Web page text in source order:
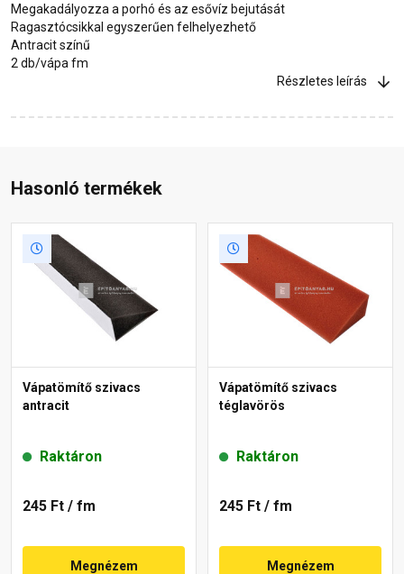
Megakadályozza a porhó és az esővíz bejutását
Ragasztócsikkal egyszerűen felhelyezhető
Antracit színű
2 db/vápa fm
Részletes leírás
Hasonló termékek
Vápatömítő szivacs
antracit
Raktáron
245 Ft / fm
Megnézem
Vápatömítő szivacs
téglavörös
Raktáron
245 Ft / fm
Megnézem